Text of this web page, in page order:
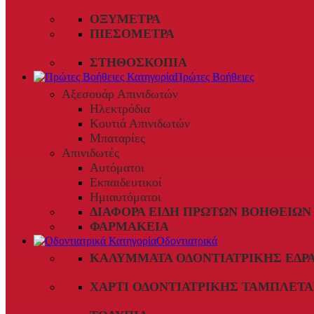
ΟΞΎΜΕΤΡΑ
ΠΙΕΣΌΜΕΤΡΑ
ΣΤΗΘΟΣΚΌΠΙΑ
Πρώτες Βοήθειες
Αξεσουάρ Απινιδωτών
Ηλεκτρόδια
Κουτιά Απινιδωτών
Μπαταρίες
Απινιδωτές
Αυτόματοι
Εκπαιδευτικοί
Ημιαυτόματοι
ΔΙΆΦΟΡΑ ΕΊΔΗ ΠΡΏΤΩΝ ΒΟΗΘΕΙΏΝ
ΦΑΡΜΑΚΕΊΑ
Οδοντιατρικά
ΚΑΛΎΜΜΑΤΑ ΟΔΟΝΤΙΑΤΡΙΚΉΣ
ΧΑΡΤΊ ΟΔΟΝΤΙΑΤΡΙΚΉΣ